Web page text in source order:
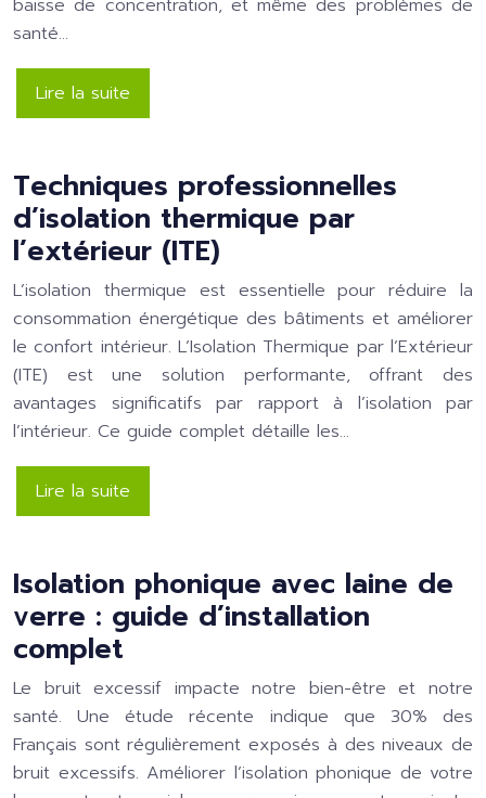
baisse de concentration, et même des problèmes de
santé…
Lire la suite
Techniques professionnelles
d’isolation thermique par
l’extérieur (ITE)
L’isolation thermique est essentielle pour réduire la
consommation énergétique des bâtiments et améliorer
le confort intérieur. L’Isolation Thermique par l’Extérieur
(ITE) est une solution performante, offrant des
avantages significatifs par rapport à l’isolation par
l’intérieur. Ce guide complet détaille les…
Lire la suite
Isolation phonique avec laine de
verre : guide d’installation
complet
Le bruit excessif impacte notre bien-être et notre
santé. Une étude récente indique que 30% des
Français sont régulièrement exposés à des niveaux de
bruit excessifs. Améliorer l’isolation phonique de votre